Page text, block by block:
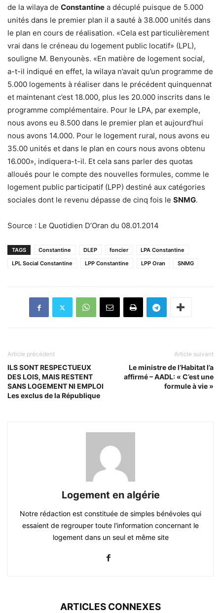
de la wilaya de Constantine a décuplé puisque de 5.000
unités dans le premier plan il a sauté à 38.000 unités dans
le plan en cours de réalisation. «Cela est particulièrement
vrai dans le créneau du logement public locatif» (LPL),
souligne M. Benyounès. «En matière de logement social,
a-t-il indiqué en effet, la wilaya n’avait qu’un programme de
5.000 logements à réaliser dans le précédent quinquennat
et maintenant c’est 18.000, plus les 20.000 inscrits dans le
programme complémentaire. Pour le LPA, par exemple,
nous avons eu 8.500 dans le premier plan et aujourd’hui
nous avons 14.000. Pour le logement rural, nous avons eu
35.00 unités et dans le plan en cours nous avons obtenu
16.000», indiquera-t-il. Et cela sans parler des quotas
alloués pour le compte des nouvelles formules, comme le
logement public participatif (LPP) destiné aux catégories
sociales dont le revenu dépasse de cinq fois le SNMG.
Source : Le Quotidien D’Oran du 08.01.2014
TAGS Constantine DLEP foncier
LPA Constantine
LPL Social Constantine
LPP Constantine LPP Oran SNMG
Article précédent
ILS SONT RESPECTUEUX
DES LOIS, MAIS RESTENT
SANS LOGEMENT NI EMPLOI
Les exclus de la République
Article suivant
Le ministre de l’Habitat l’a
affirmé – AADL: « C’est une
formule à vie »
Logement en algérie
Notre rédaction est constituée de simples bénévoles qui
essaient de regrouper toute l'information concernant le
logement dans un seul et même site
ARTICLES CONNEXES